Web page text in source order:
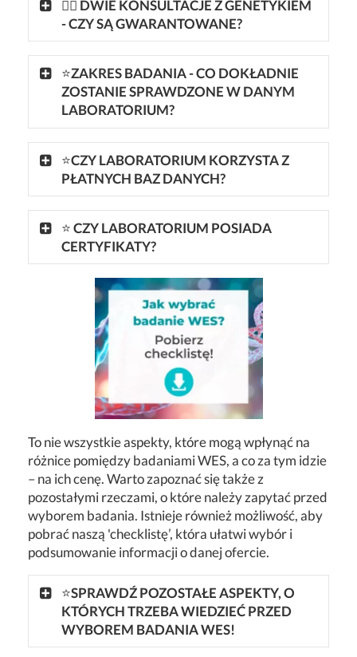
👩‍⚕ DWIE KONSULTACJE Z GENETYKIEM
- CZY SĄ GWARANTOWANE?
⭐ZAKRES BADANIA - CO DOKŁADNIE
ZOSTANIE SPRAWDZONE W DANYM
LABORATORIUM?
⭐CZY LABORATORIUM KORZYSTA Z
PŁATNYCH BAZ DANYCH?
⭐CZY LABORATORIUM POSIADA
CERTYFIKATY?
To nie wszystkie aspekty, które mogą wpłynąć na
różnice pomiędzy badaniami WES, a co za tym idzie
– na ich cenę. Warto zapoznać się także z
pozostałymi rzeczami, o które należy zapytać przed
wyborem badania. Istnieje również możliwość, aby
pobrać naszą 'checklistę’, która ułatwi wybór i
podsumowanie informacji o danej ofercie.
⭐SPRAWDŹ POZOSTAŁE ASPEKTY, O
KTÓRYCH TRZEBA WIEDZIEĆ PRZED
WYBOREM BADANIA WES!